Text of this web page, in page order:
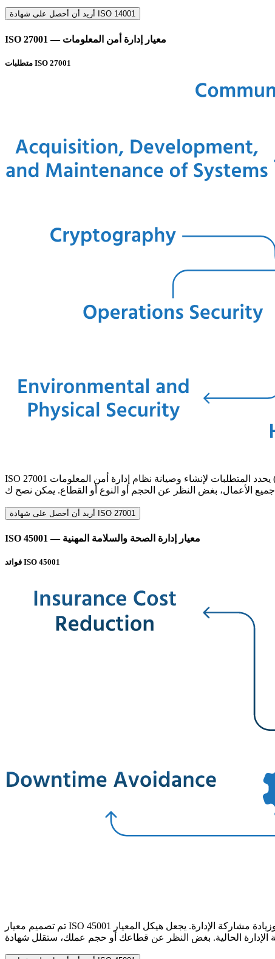
أريد أن أحصل على شهادة ISO 14001
ISO 27001 — معيار إدارة أمن المعلومات
متطلبات ISO 27001
ISO 27001 يحدد المتطلبات لإنشاء وصيانة نظام إدارة أمن المعلومات (ISMS) ناجح. تعاونت المنظمة الدولية للتوحيد القياسي واللجنة الكهروتقنية الدولية لإنشاء ISO 27001. تم نشر المعيار لأول مرة في عام
أريد أن أحصل على شهادة ISO 27001
ISO 45001 — معيار إدارة الصحة والسلامة المهنية
فوائد ISO 45001
تم تصميم معيار ISO 45001 لإدارة الصحة والسلامة المهنية لتقليل مخاطر الإصابات والأمراض في مكان العمل. يركز الإرشاد على سلامة الموظفين بشكل استباقي وزيادة مشاركة الإدارة. يجعل هيكل المعيار